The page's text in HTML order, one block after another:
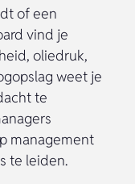
of een
vind je
oliedruk,
weet je
te
management
te leiden.